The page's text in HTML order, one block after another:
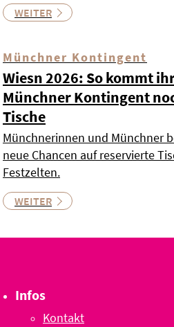
WEITER
Münchner Kontingent
Wiesn 2026: So kommt
Münchner Kontingent
Tische
Münchnerinnen und Münchner
neue Chancen auf reservierte
Festzelten.
WEITER
Infos
Kontakt